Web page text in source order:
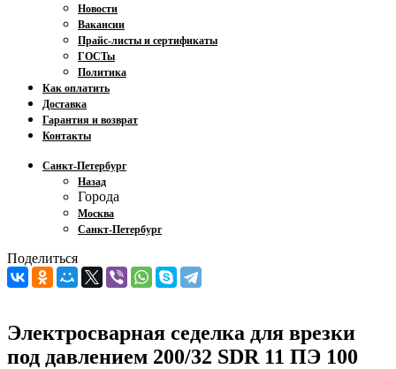
Новости
Вакансии
Прайс-листы и сертификаты
ГОСТы
Политика
Как оплатить
Доставка
Гарантия и возврат
Контакты
Санкт-Петербург
Назад
Города
Москва
Санкт-Петербург
Поделиться
Электросварная седелка для врезки
под давлением 200/32 SDR 11 ПЭ 100